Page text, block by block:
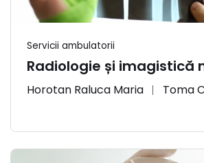
Servicii ambulatorii
Radiologie și imagistică
Horotan Raluca Maria Toma